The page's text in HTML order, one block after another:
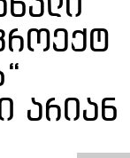
არიან